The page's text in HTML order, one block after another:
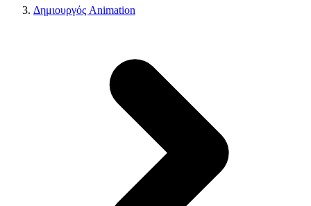
Δημιουργός Animation